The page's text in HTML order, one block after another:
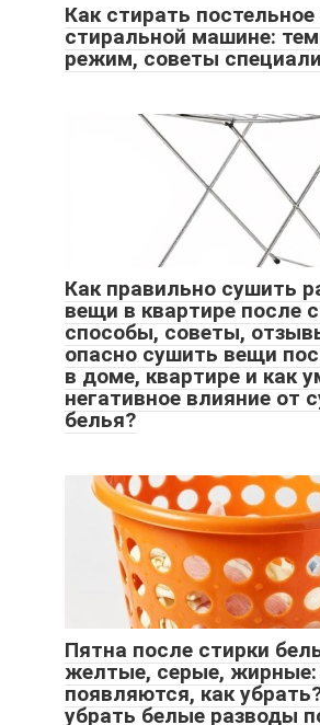
Как стирать постельное
стиральной машине:
режим, советы
Как правильно сушить
вещи в квартире после
способы, советы,
опасно сушить вещи
в доме, квартире и как
негативное влияние от
белья?
Пятна после стирки
желтые, серые, жирные:
появляются, как
убрать белые разводы